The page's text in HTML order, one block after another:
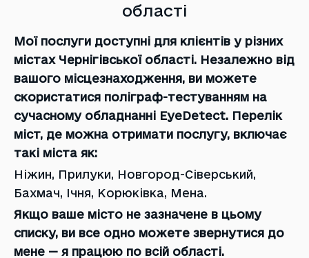
області
Мої послуги доступні для клієнтів у різних
містах Чернігівської області. Незалежно від
вашого місцезнаходження, ви можете
скористатися поліграф-тестуванням на
сучасному обладнанні EyeDetect. Перелік
міст, де можна отримати послугу, включає
такі міста як:
Ніжин, Прилуки, Новгород-Сіверський,
Бахмач, Ічня, Корюківка, Мена.
Якщо ваше місто не зазначене в цьому
списку, ви все одно можете звернутися до
мене — я працюю по всій області.